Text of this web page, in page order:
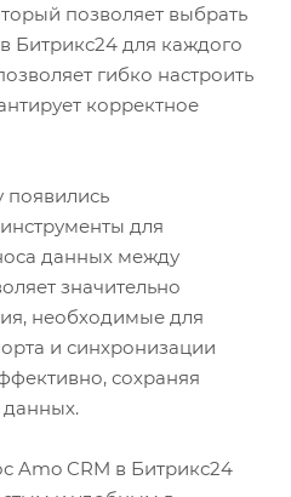
позволяет выбрать
Битрикс24 для каждого
гибко настроить
корректное
появились
для
данных между
значительно
необходимые для
и синхронизации
сохраняя
данных.
Amo CRM в Битрикс24